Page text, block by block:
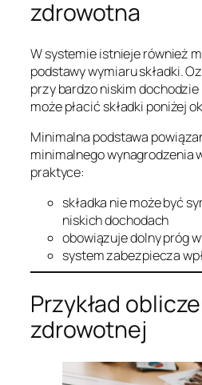
zdrowotna
W systemie istnieje również
podstawy wymiaru składki.
przy bardzo niskim
może płacić składki poniżej
Minimalna podstawa
minimalnego wynagrodzenia
praktyce:
składka nie może być
niskich dochodach
obowiązuje dolny próg
system zabezpiecza
Przykład
zdrowotnej